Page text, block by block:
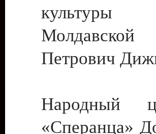
культуры
Петрович
Народный
«Сперанца»